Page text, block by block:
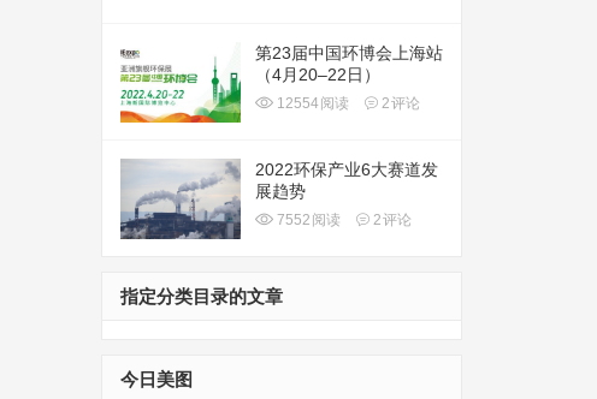
第23届中国环博会上海站
（4月20–22日）
12554 阅读 2评论
2022环保产业6大赛道发
展趋势
7552 阅读 2评论
指定分类目录的文章
今日美图